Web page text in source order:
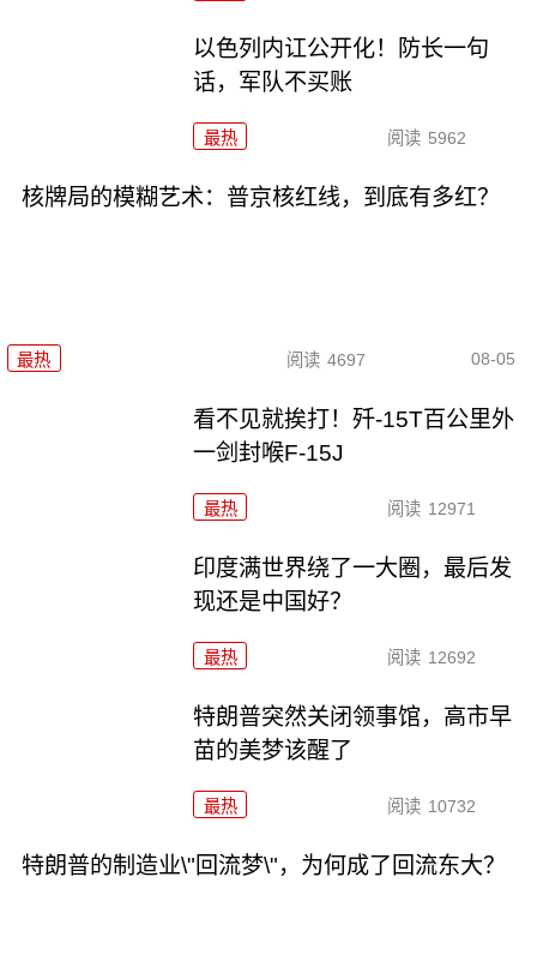
以色列内讧公开化！防长一句
话，军队不买账
最热 阅读 5962
核牌局的模糊艺术：普京核红线，到底有多红？
最热 阅读 4697 08-05
看不见就挨打！歼-15T百公里外
一剑封喉F-15J
最热 阅读 12971
印度满世界绕了一大圈，最后发
现还是中国好？
最热 阅读 12692
特朗普突然关闭领事馆，高市早
苗的美梦该醒了
最热 阅读 10732
特朗普的制造业\"回流梦\"，为何成了回流东大？